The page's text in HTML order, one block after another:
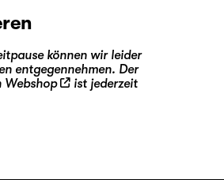
können wir leider
entgegennehmen. Der
Webshop
ist jederzeit